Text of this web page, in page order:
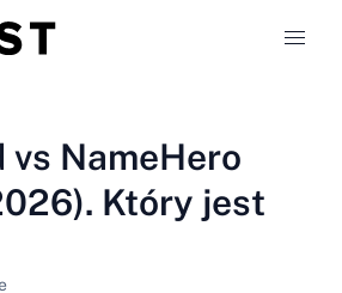
NameHero
Który jest